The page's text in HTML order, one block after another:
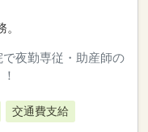
夜勤専従・助産師の
交通費支給